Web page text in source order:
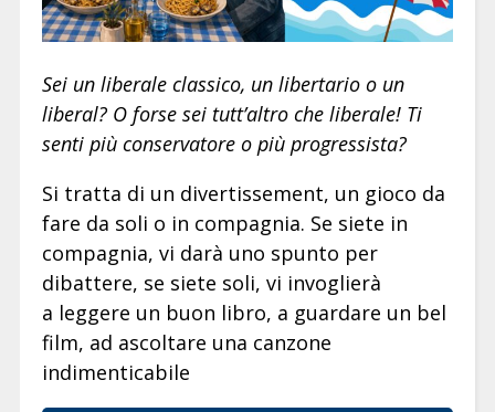
Sei un liberale classico, un libertario o un
liberal? O forse sei tutt’altro che liberale! Ti
senti più conservatore o più progressista?
Si tratta di un divertissement, un gioco da
fare da soli o in compagnia. Se siete in
compagnia, vi darà uno spunto per
dibattere, se siete soli, vi invoglierà
a leggere un buon libro, a guardare un bel
film, ad ascoltare una canzone
indimenticabile